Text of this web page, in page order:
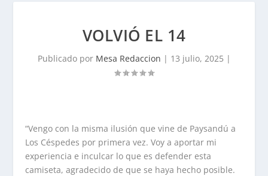
VOLVIÓ EL 14
Publicado por Mesa Redaccion | 13 julio, 2025 |
“Vengo con la misma ilusión que vine de Paysandú a
Los Céspedes por primera vez. Voy a aportar mi
experiencia e inculcar lo que es defender esta
camiseta, agradecido de que se haya hecho posible.